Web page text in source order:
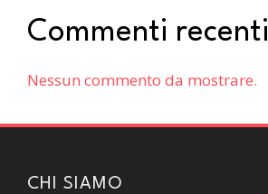
Commenti recenti
Nessun commento da mostrare.
CHI SIAMO